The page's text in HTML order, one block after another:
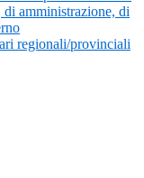
amministrazione, di
regionali/provinciali